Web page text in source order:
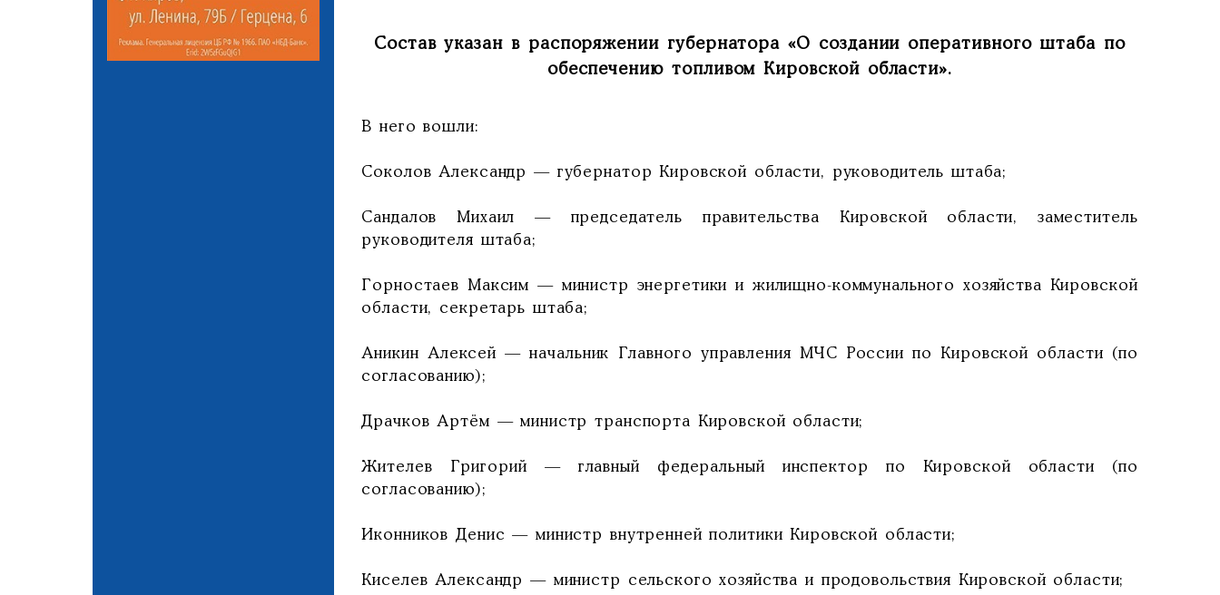
Состав указан в распоряжении губернатора «О создании оперативного штаба по
обеспечению топливом Кировской области».
В него вошли:
Соколов Александр — губернатор Кировской области, руководитель штаба;
Сандалов Михаил — председатель правительства Кировской области, заместитель
руководителя штаба;
Горностаев Максим — министр энергетики и жилищно-коммунального хозяйства Кировской
области, секретарь штаба;
Аникин Алексей — начальник Главного управления МЧС России по Кировской области (по
согласованию);
Драчков Артём — министр транспорта Кировской области;
Жителев Григорий — главный федеральный инспектор по Кировской области (по
согласованию);
Иконников Денис — министр внутренней политики Кировской области;
Киселев Александр — министр сельского хозяйства и продовольствия Кировской области;